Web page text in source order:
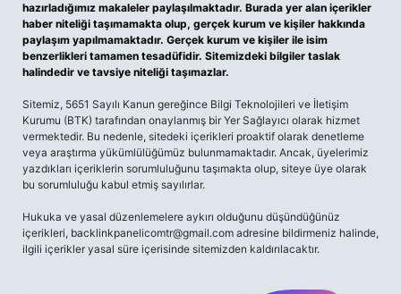
hazırladığımız makaleler paylaşılmaktadır. Burada yer alan içerikler
haber niteliği taşımamakta olup, gerçek kurum ve kişiler hakkında
paylaşım yapılmamaktadır. Gerçek kurum ve kişiler ile isim
benzerlikleri tamamen tesadüfidir. Sitemizdeki bilgiler taslak
halindedir ve tavsiye niteliği taşımazlar.
Sitemiz, 5651 Sayılı Kanun gereğince Bilgi Teknolojileri ve İletişim
Kurumu (BTK) tarafından onaylanmış bir Yer Sağlayıcı olarak hizmet
vermektedir. Bu nedenle, sitedeki içerikleri proaktif olarak denetleme
veya araştırma yükümlülüğümüz bulunmamaktadır. Ancak, üyelerimiz
yazdıkları içeriklerin sorumluluğunu taşımakta olup, siteye üye olarak
bu sorumluluğu kabul etmiş sayılırlar.
Hukuka ve yasal düzenlemelere aykırı olduğunu düşündüğünüz
içerikleri, backlinkpanelicomtr@gmail.com adresine bildirmeniz halinde,
ilgili içerikler yasal süre içerisinde sitemizden kaldırılacaktır.